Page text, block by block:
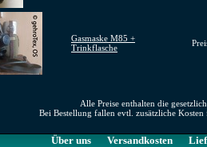
Gasmaske M85 +
Trinkflasche
Alle Preise enthalten die
Bei Bestellung fallen evtl. zusätzliche Kosten
Über uns Versandkosten